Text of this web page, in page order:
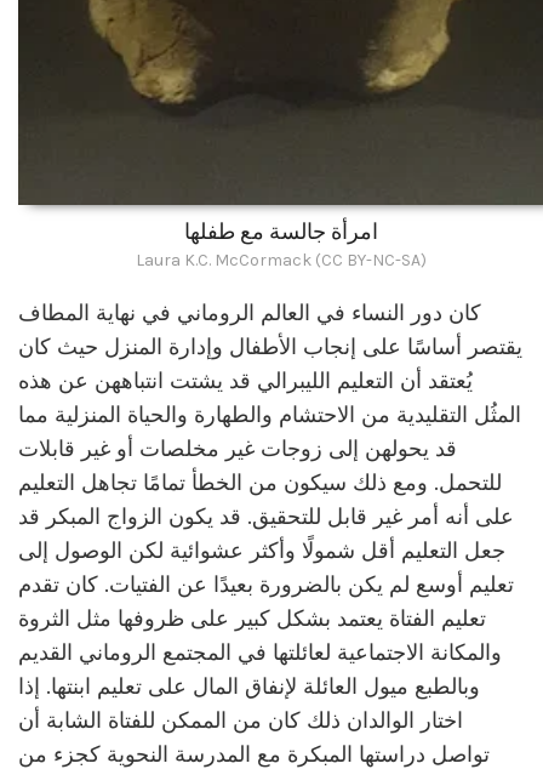
امرأة جالسة مع طفلها
Laura K.C. McCormack (CC BY-NC-SA)
كان دور النساء في العالم الروماني في نهاية المطاف
يقتصر أساسًا على إنجاب الأطفال وإدارة المنزل حيث كان
يُعتقد أن التعليم الليبرالي قد يشتت انتباههن عن هذه
المثُل التقليدية من الاحتشام والطهارة والحياة المنزلية مما
قد يحولهن إلى زوجات غير مخلصات أو غير قابلات
للتحمل. ومع ذلك سيكون من الخطأ تمامًا تجاهل التعليم
على أنه أمر غير قابل للتحقيق. قد يكون الزواج المبكر قد
جعل التعليم أقل شمولًا وأكثر عشوائية لكن الوصول إلى
تعليم أوسع لم يكن بالضرورة بعيدًا عن الفتيات. كان تقدم
تعليم الفتاة يعتمد بشكل كبير على ظروفها مثل الثروة
والمكانة الاجتماعية لعائلتها في المجتمع الروماني القديم
وبالطبع ميول العائلة لإنفاق المال على تعليم ابنتها. إذا
اختار الوالدان ذلك كان من الممكن للفتاة الشابة أن
تواصل دراستها المبكرة مع المدرسة النحوية كجزء من